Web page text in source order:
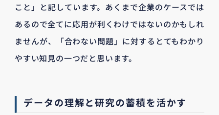
こと」と記しています。あくまで企業のケースでは
あるので全てに応用が利くわけではないのかもしれ
ませんが、「合わない問題」に対するとてもわかり
やすい知見の一つだと思います。
データの理解と研究の蓄積を活かす